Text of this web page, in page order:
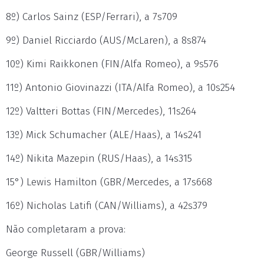
8º) Carlos Sainz (ESP/Ferrari), a 7s709
9º) Daniel Ricciardo (AUS/McLaren), a 8s874
10º) Kimi Raikkonen (FIN/Alfa Romeo), a 9s576
11º) Antonio Giovinazzi (ITA/Alfa Romeo), a 10s254
12º) Valtteri Bottas (FIN/Mercedes), 11s264
13º) Mick Schumacher (ALE/Haas), a 14s241
14º) Nikita Mazepin (RUS/Haas), a 14s315
15°) Lewis Hamilton (GBR/Mercedes, a 17s668
16º) Nicholas Latifi (CAN/Williams), a 42s379
Não completaram a prova:
George Russell (GBR/Williams)